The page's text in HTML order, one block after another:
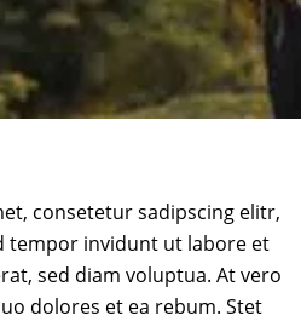
consetetur sadipscing elitr,
tempor invidunt ut labore et
sed diam voluptua. At vero
dolores et ea rebum. Stet